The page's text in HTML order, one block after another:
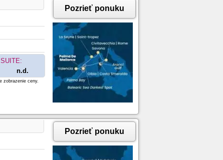
SUITE:
n.d.
Pozrieť ponuku
zobrazenie ceny.
Pozrieť ponuku